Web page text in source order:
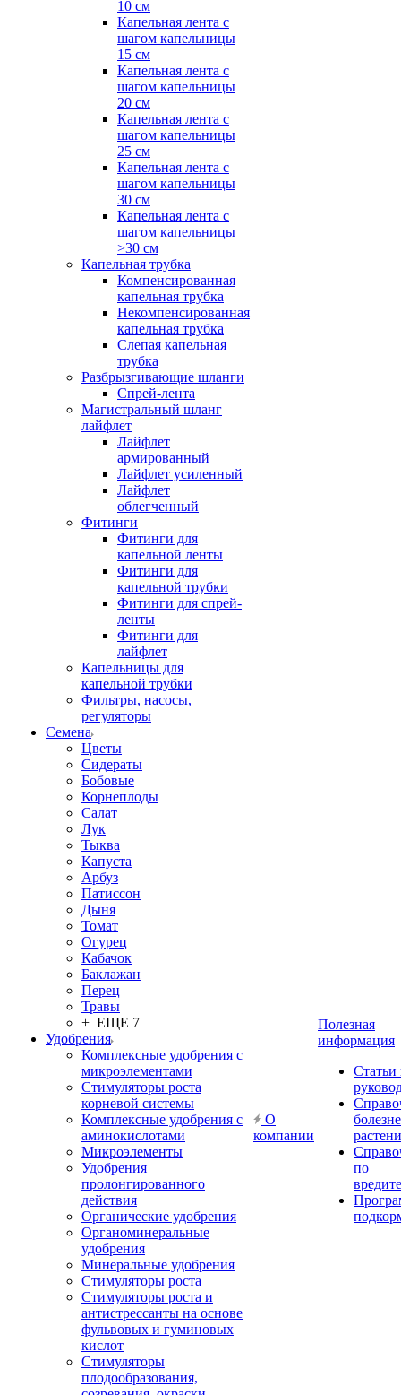
10 см
Капельная лента с
шагом капельницы
15 см
Капельная лента с
шагом капельницы
20 см
Капельная лента с
шагом капельницы
25 см
Капельная лента с
шагом капельницы
30 см
Капельная лента с
шагом капельницы
>30 см
Капельная трубка
Компенсированная
капельная трубка
Некомпенсированная
капельная трубка
Слепая капельная
трубка
Разбрызгивающие шланги
Спрей-лента
Магистральный шланг
лайфлет
Лайфлет
армированный
Лайфлет усиленный
Лайфлет
облегченный
Фитинги
Фитинги для
капельной ленты
Фитинги для
капельной трубки
Фитинги для спрей-
ленты
Фитинги для
лайфлет
Капельницы для
капельной трубки
Фильтры, насосы,
регуляторы
Семена
Цветы
Сидераты
Бобовые
Корнеплоды
Салат
Лук
Тыква
Капуста
Арбуз
Патиссон
Дыня
Томат
Огурец
Кабачок
Баклажан
Перец
Травы
+ ЕЩЕ 7
Удобрения
Комплексные удобрения с
микроэлементами
Стимуляторы роста
корневой системы
Комплексные удобрения с
аминокислотами
Микроэлементы
Удобрения
пролонгированного
действия
Органические удобрения
Органоминеральные
удобрения
Минеральные удобрения
Стимуляторы роста
Стимуляторы роста и
антистрессанты на основе
фульвовых и гуминовых
кислот
Стимуляторы
плодообразования,
О
компании
Полезная
информация
Статьи
по